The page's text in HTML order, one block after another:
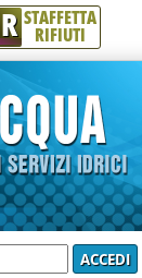
R STAFFETTA
RIFIUTI